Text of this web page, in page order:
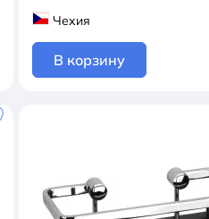
Чехия
В корзину